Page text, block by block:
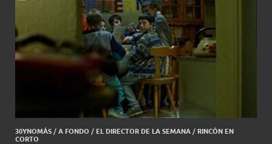
30YNOMÁS / A FONDO / EL DIRECTOR DE LA SEMANA / RINCÓN EN
CORTO